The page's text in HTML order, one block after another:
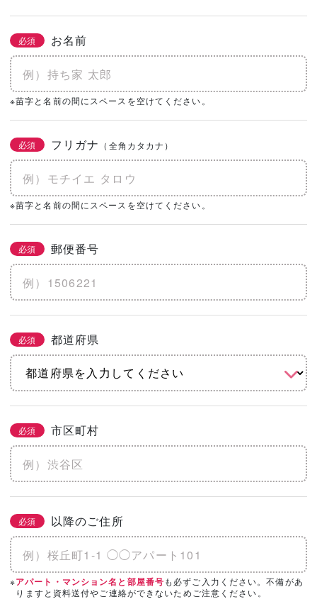
必須 お名前
※苗字と名前の間にスペースを空けてください。
必須 フリガナ （全角カタカナ）
※苗字と名前の間にスペースを空けてください。
必須 郵便番号
必須 都道府県
必須 市区町村
必須 以降のご住所
※アパート・マンション名と部屋番号も必ずご入力ください。不備があ
りますと資料送付やご連絡ができないためご注意ください。